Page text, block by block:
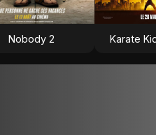
Nobody 2 Karate